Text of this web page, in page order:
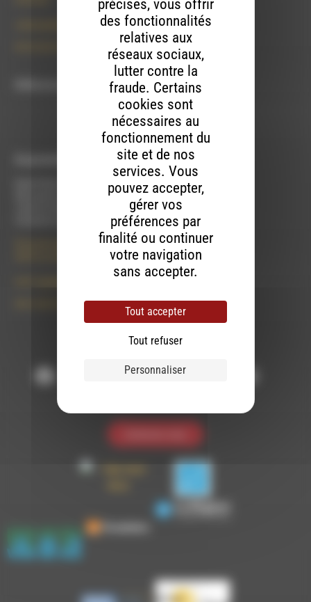
Mercredi de 14h00 à 18h30
Suivez-nous :
précises, vous offrir
des fonctionnalités
relatives aux
réseaux sociaux,
lutter contre la
fraude. Certains
cookies sont
nécessaires au
fonctionnement du
site et de nos
services. Vous
pouvez accepter,
gérer vos
préférences par
finalité ou continuer
votre navigation
sans accepter.
Tout accepter
Tout refuser
Personnaliser